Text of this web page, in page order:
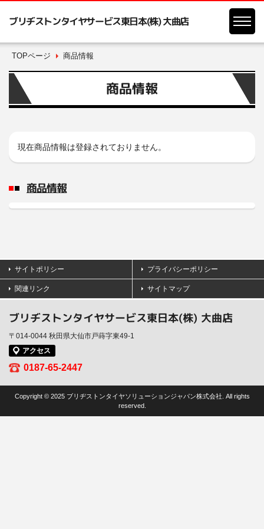
ブリヂストンタイヤサービス東日本(株) 大曲店
TOPページ 商品情報
商品情報
現在商品情報は登録されておりません。
商品情報
サイトポリシー プライバシーポリシー
関連リンク サイトマップ
ブリヂストンタイヤサービス東日本(株) 大曲店
〒014-0044 秋田県大仙市戸蒔字東49-1
アクセス
0187-65-2447
Copyright © 2025 ブリヂストンタイヤソリューションジャパン株式会社. All rights
reserved.